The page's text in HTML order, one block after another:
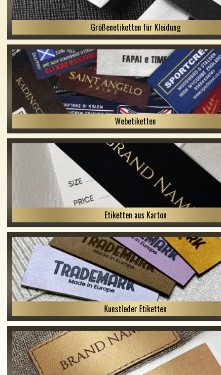
Größenetiketten für Kleidung
Webetiketten
Etiketten aus Karton
Kunstleder Etiketten